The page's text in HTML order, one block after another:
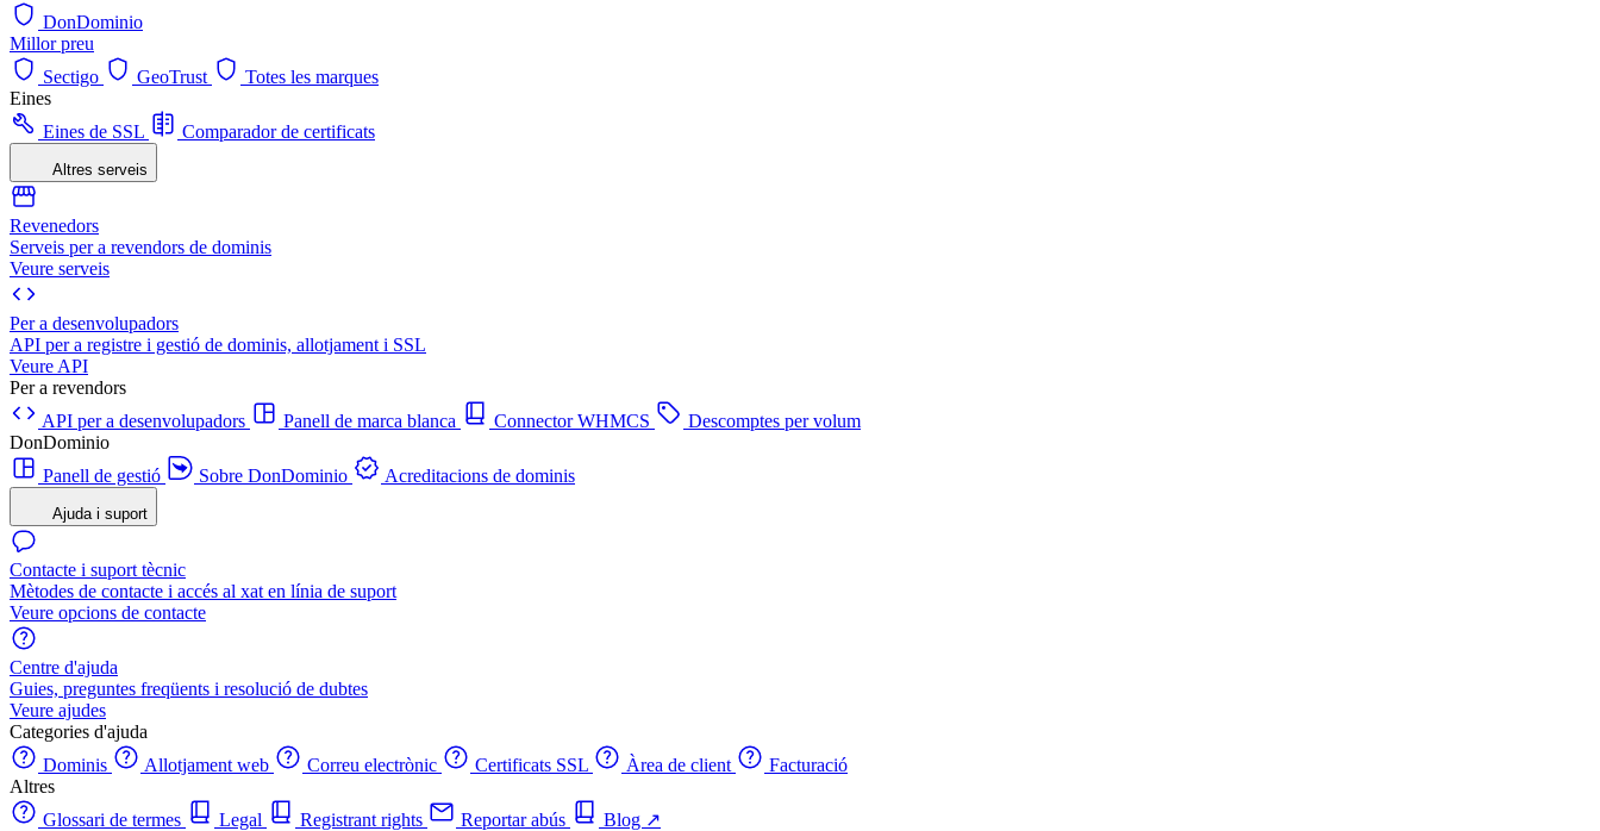
DonDominio
Millor preu
Sectigo
GeoTrust
Totes les marques
Eines
Eines de SSL
Comparador de certificats
Altres serveis
Revenedors
Serveis per a revendors de dominis
Veure serveis
Per a desenvolupadors
API per a registre i gestió de dominis, allotjament i SSL
Veure API
Per a revendors
API per a desenvolupadors
Panell de marca blanca Connector WHMCS
Descomptes per volum
DonDominio
Panell de gestió
Sobre DonDominio Acreditacions de dominis
Ajuda i suport
Contacte i suport tècnic
Mètodes de contacte i accés al xat en línia de suport
Veure opcions de contacte
Centre d'ajuda
Guies, preguntes freqüents i resolució de dubtes
Veure ajudes
Categories d'ajuda
Dominis
Allotjament web Correu electrònic Certificats SSL Àrea de client
Facturació
Altres
Glossari de termes
Legal Registrant rights Reportar abús Blog ↗